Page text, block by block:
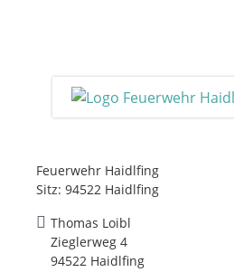
Feuerwehr Haidlfing
Sitz: 94522 Haidlfing
Thomas Loibl
Zieglerweg 4
94522 Haidlfing